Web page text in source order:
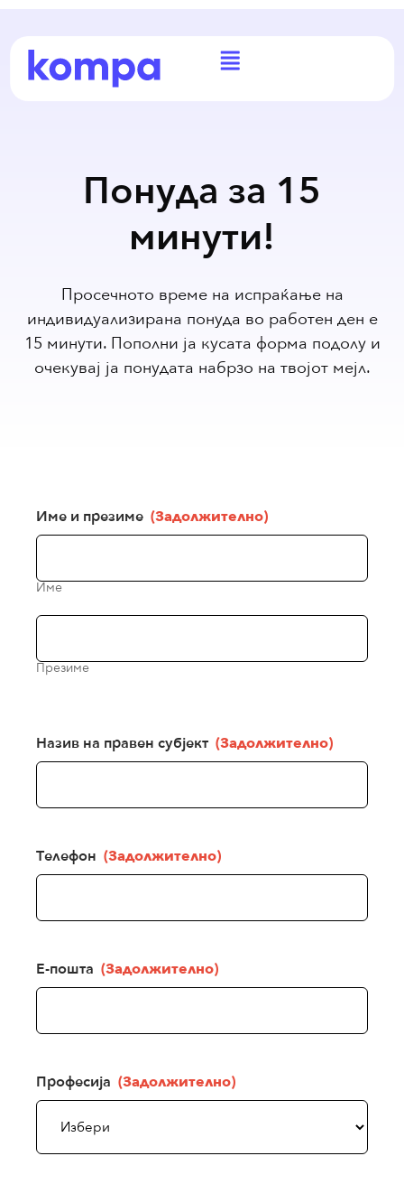
Понуда за 15
минути!
Просечното време на испраќање на
индивидуализирана понуда во работен ден е
15 минути. Пополни ја кусата форма подолу и
очекувај ја понудата набрзо на твојот мејл.
Име и презиме (Задолжително)
Име
Презиме
Назив на правен субјект (Задолжително)
Телефон (Задолжително)
Е-пошта (Задолжително)
Професија (Задолжително)